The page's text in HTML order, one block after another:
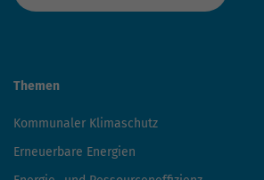
Themen
Kommunaler Klimaschutz
Erneuerbare Energien